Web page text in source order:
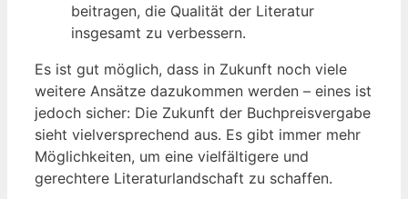
beitragen, die Qualität der Literatur
insgesamt zu verbessern.
Es ist gut möglich, dass in Zukunft noch viele
weitere Ansätze dazukommen werden – eines ist
jedoch sicher: Die Zukunft der Buchpreisvergabe
sieht vielversprechend aus. Es gibt immer mehr
Möglichkeiten, um eine vielfältigere und
gerechtere Literaturlandschaft zu schaffen.